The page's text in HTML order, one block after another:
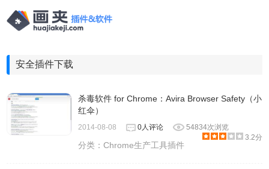
安全插件下载
杀毒软件 for Chrome：Avira Browser Safety（小
红伞）
2014-08-08 0人评论
54834次浏览
3.2分
分类：Chrome生产工具插件